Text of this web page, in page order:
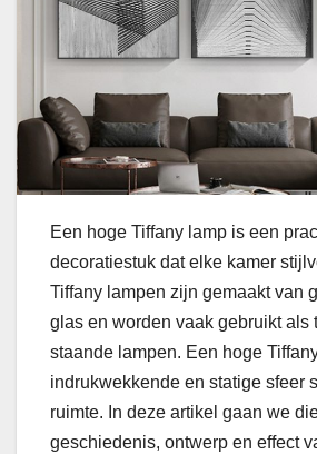
Een hoge Tiffany lamp is een
decoratiestuk dat elke kamer
Tiffany lampen zijn gemaakt van
glas en worden vaak gebruikt als
staande lampen. Een hoge
indrukwekkende en statige sfeer
ruimte. In deze artikel gaan we
geschiedenis, ontwerp en effect